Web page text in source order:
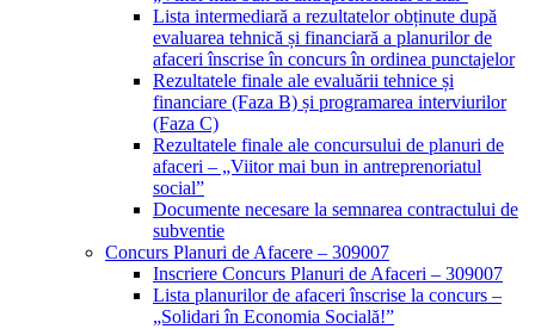
Lista intermediară a rezultatelor obținute după
evaluarea tehnică și financiară a planurilor de
afaceri înscrise în concurs în ordinea punctajelor
Rezultatele finale ale evaluării tehnice și
financiare (Faza B) și programarea interviurilor
(Faza C)
Rezultatele finale ale concursului de planuri de
afaceri – „Viitor mai bun in antreprenoriatul
social”
Documente necesare la semnarea contractului de
subventie
Concurs Planuri de Afacere – 309007
Inscriere Concurs Planuri de Afaceri – 309007
Lista planurilor de afaceri înscrise la concurs –
„Solidari în Economia Socială!”